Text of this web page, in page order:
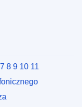
8 9 10 11